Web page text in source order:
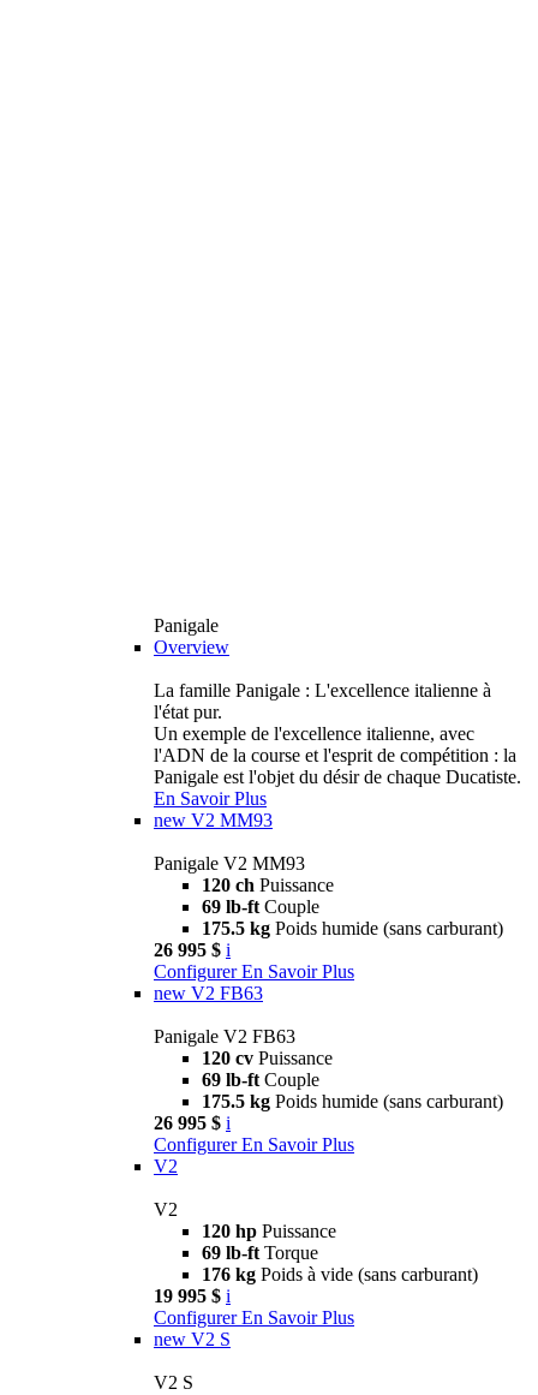
Panigale
Overview
La famille Panigale : L'excellence italienne à
l'état pur.
Un exemple de l'excellence italienne, avec
l'ADN de la course et l'esprit de compétition : la
Panigale est l'objet du désir de chaque Ducatiste.
En Savoir Plus
new V2 MM93
Panigale V2 MM93
120 ch Puissance
69 lb-ft Couple
175.5 kg Poids humide (sans carburant)
26 995 $ i
Configurer En Savoir Plus
new V2 FB63
Panigale V2 FB63
120 cv Puissance
69 lb-ft Couple
175.5 kg Poids humide (sans carburant)
26 995 $ i
Configurer En Savoir Plus
V2
V2
120 hp Puissance
69 lb-ft Torque
176 kg Poids à vide (sans carburant)
19 995 $ i
Configurer En Savoir Plus
new V2 S
V2 S